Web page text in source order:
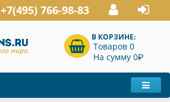
+7(495) 766-98-83
В КОРЗИНЕ:
Товаров 0
На сумму 0P